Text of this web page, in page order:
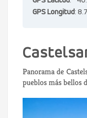
GPS Longitud:
Panorama de
pueblos más bellos